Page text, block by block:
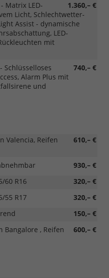
1.360,– €
Matrix LED-
Licht, Schlechtwetter-
Assist - dynamische
LED-
mit
740,– €
Schlüsselloses
Alarm Plus mit
und
610,– €
Valencia, Reifen
930,– €
320,– €
60 R16
320,– €
55 R17
150,– €
600,– €
Bangalore , Reifen